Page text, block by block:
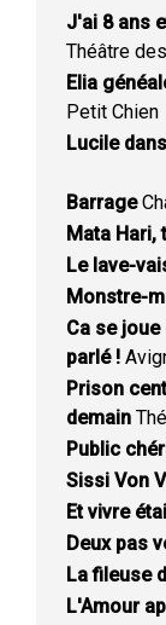
J'ai 8 ans
Théâtre
Elia
Petit Chien
Lucile
Barrage
Mata Hari,
Le lave-
Monstre-
Ca se
parlé !
Prison
demain
Public
Sissi Von
Et vivre
Deux pas
La fileuse
L'Amour